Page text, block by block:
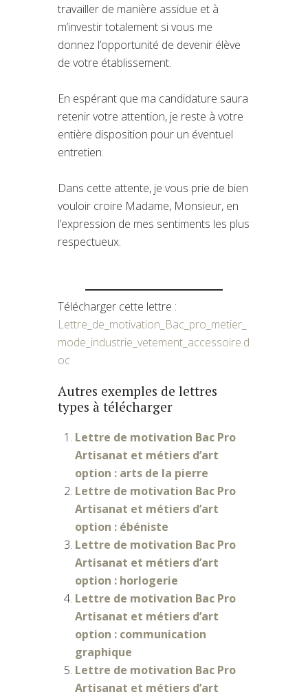
travailler de manière assidue et à
m’investir totalement si vous me
donnez l’opportunité de devenir élève
de votre établissement.
En espérant que ma candidature saura
retenir votre attention, je reste à votre
entière disposition pour un éventuel
entretien.
Dans cette attente, je vous prie de bien
vouloir croire Madame, Monsieur, en
l’expression de mes sentiments les plus
respectueux.
Télécharger cette lettre :
Lettre_de_motivation_Bac_pro_metier_
mode_industrie_vetement_accessoire.d
oc
Autres exemples de lettres
types à télécharger
Lettre de motivation Bac Pro
Artisanat et métiers d’art
option : arts de la pierre
Lettre de motivation Bac Pro
Artisanat et métiers d’art
option : ébéniste
Lettre de motivation Bac Pro
Artisanat et métiers d’art
option : horlogerie
Lettre de motivation Bac Pro
Artisanat et métiers d’art
option : communication
graphique
Lettre de motivation Bac Pro
Artisanat et métiers d’art